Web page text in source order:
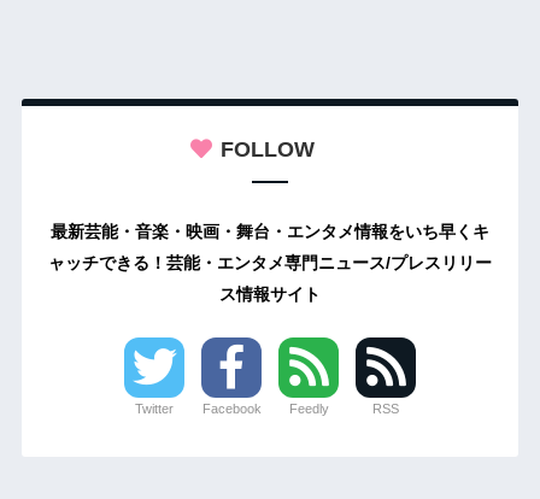
FOLLOW
最新芸能・音楽・映画・舞台・エンタメ情報をいち早くキ
ャッチできる！芸能・エンタメ専門ニュース/プレスリリー
ス情報サイト
Twitter Facebook Feedly RSS